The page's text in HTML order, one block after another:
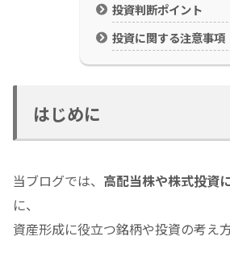
投資判断ポイント
投資に関する注意事項
はじめに
当ブログでは、 高配当株や株式投資
に、
資産形成に役立つ銘柄や投資の考え